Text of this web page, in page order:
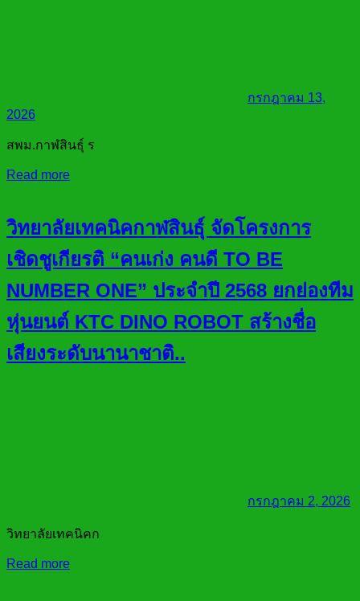
กรกฎาคม 13,
2026
สพม.กาฬสินธุ์ ร
Read more
วิทยาลัยเทคนิคกาฬสินธุ์ จัดโครงการ
เชิดชูเกียรติ “คนเก่ง คนดี TO BE
NUMBER ONE” ประจำปี 2568 ยกย่องทีม
หุ่นยนต์ KTC DINO ROBOT สร้างชื่อ
เสียงระดับนานาชาติ..
กรกฎาคม 2, 2026
วิทยาลัยเทคนิคก
Read more